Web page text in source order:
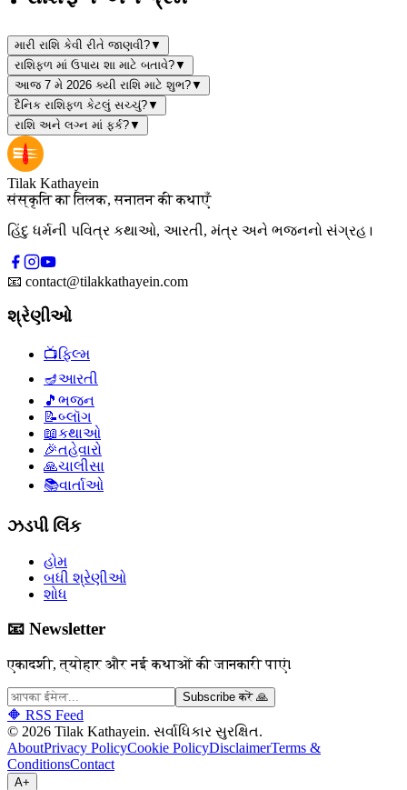
મારી રાશિ કેવી રીતે જાણવી?▼
રાશિફળ માં ઉપાય શા માટે બતાવે?▼
આજ 7 મે 2026 ક્યી રાશિ માટે શુભ?▼
દૈનિક રાશિફળ કેટલું સચ્ચું?▼
રાશિ અને લગ્ન માં ફર્ક?▼
Tilak Kathayein
संस्कृति का तिलक, सनातन की कथाएँ
હિંદુ ધર્મની પવિત્ર કથાઓ, આરતી, મંત્ર અને ભજનનો સંગ્રહ।
📧 contact@tilakkathayein.com
શ્રેણીઓ
📺ફિલ્મ
🪔આરતી
🎵 ભજન
📝બ્લૉગ
📖કથાઓ
🎉તહેવારો
🙏ચાલીસા
📚વાર્તાઓ
ઝડપી લિંક
હોમ
બધી શ્રેણીઓ
શોધ
📧 Newsletter
एकादशी, त्योहार और नई कथाओं की जानकारी पाएं।
Subscribe करें 🙏
🔶 RSS Feed
© 2026 Tilak Kathayein. સર્વાધિકાર સુરક્ષિત.
AboutPrivacy PolicyCookie PolicyDisclaimerTerms &
ConditionsContact
A+